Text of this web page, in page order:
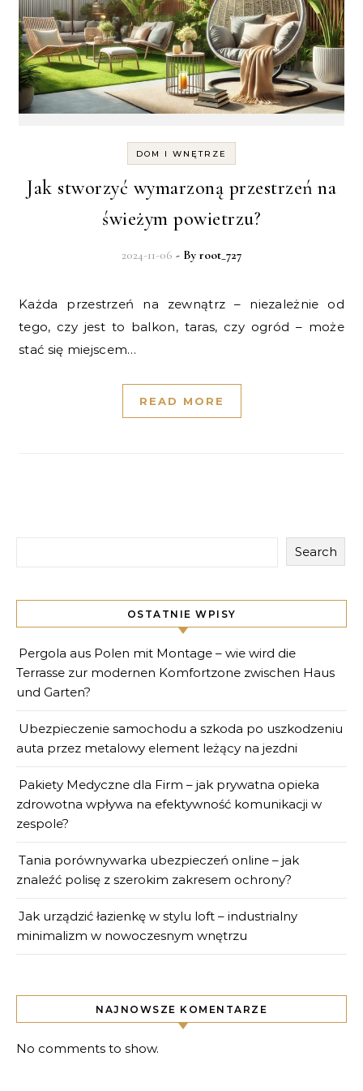
DOM I WNĘTRZE
Jak stworzyć wymarzoną przestrzeń na
świeżym powietrzu?
2024-11-06 - By root_727
Każda przestrzeń na zewnątrz – niezależnie od
tego, czy jest to balkon, taras, czy ogród – może
stać się miejscem…
READ MORE
Search
OSTATNIE WPISY
Pergola aus Polen mit Montage – wie wird die
Terrasse zur modernen Komfortzone zwischen Haus
und Garten?
Ubezpieczenie samochodu a szkoda po uszkodzeniu
auta przez metalowy element leżący na jezdni
Pakiety Medyczne dla Firm – jak prywatna opieka
zdrowotna wpływa na efektywność komunikacji w
zespole?
Tania porównywarka ubezpieczeń online – jak
znaleźć polisę z szerokim zakresem ochrony?
Jak urządzić łazienkę w stylu loft – industrialny
minimalizm w nowoczesnym wnętrzu
NAJNOWSZE KOMENTARZE
No comments to show.